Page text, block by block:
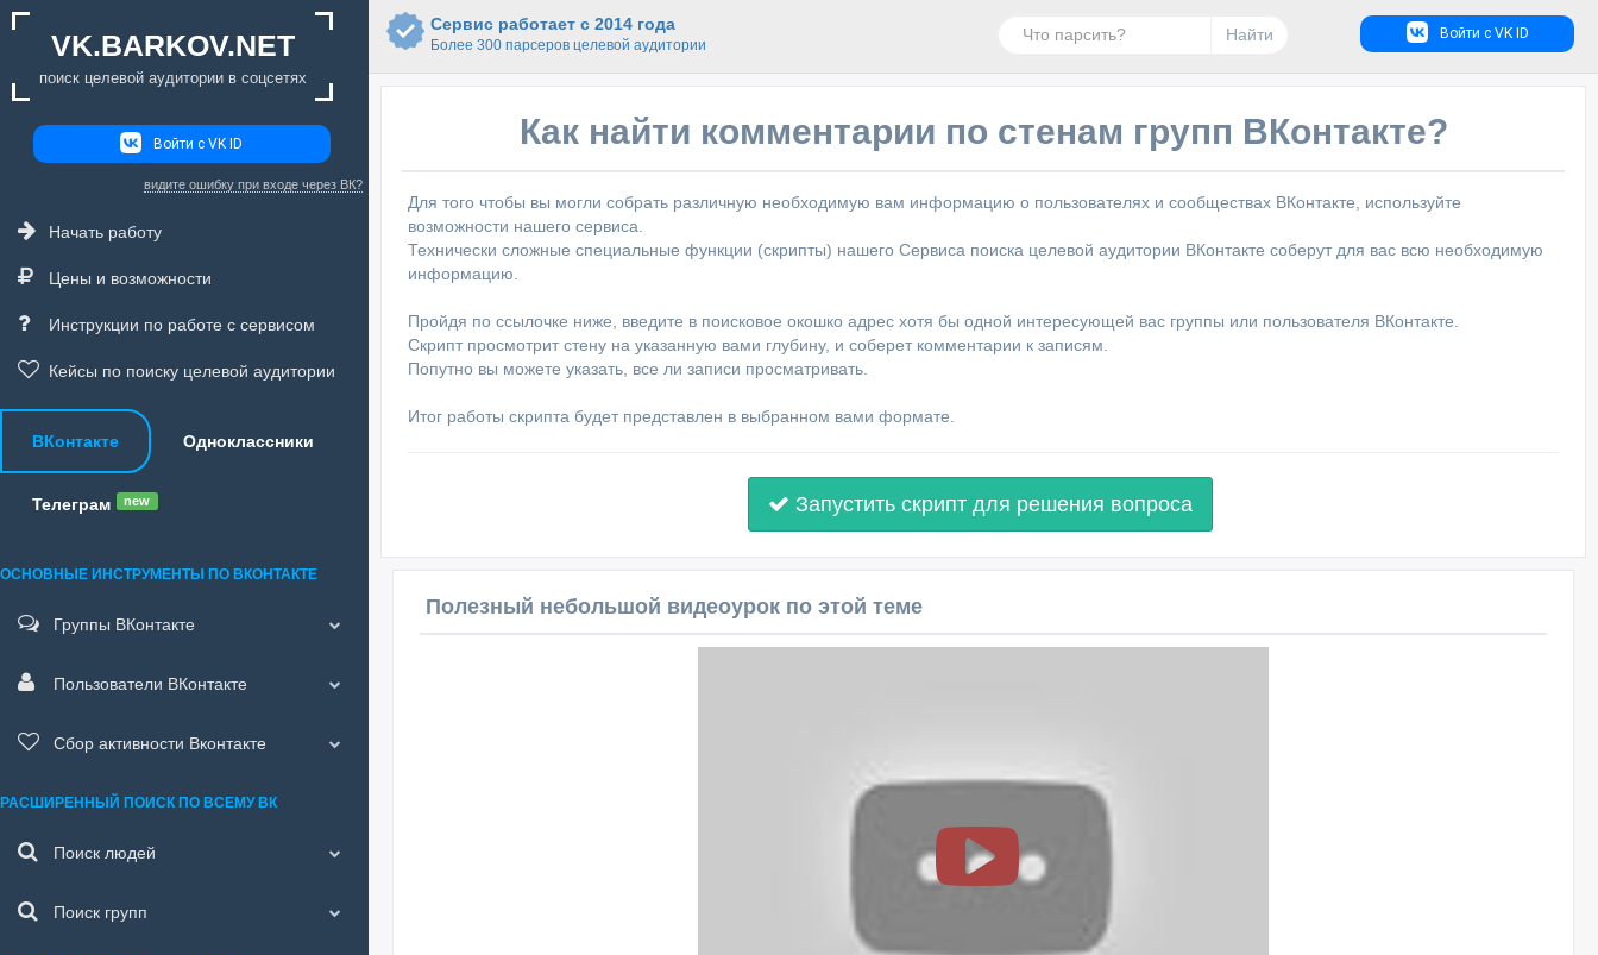
Сервис работает с 2014 года
Более 300 парсеров целевой аудитории
Войти с VK ID
Найти
Как найти комментарии по стенам групп ВКонтакте?
Для того чтобы вы могли собрать различную необходимую вам информацию о пользователях и сообществах ВКонтакте, используйте
возможности нашего сервиса.
Технически сложные специальные функции (скрипты) нашего Сервиса поиска целевой аудитории ВКонтакте соберут для вас всю необходимую
информацию.
Пройдя по ссылочке ниже, введите в поисковое окошко адрес хотя бы одной интересующей вас группы или пользователя ВКонтакте.
Скрипт просмотрит стену на указанную вами глубину, и соберет комментарии к записям.
Попутно вы можете указать, все ли записи просматривать.
Итог работы скрипта будет представлен в выбранном вами формате.
Запустить скрипт для решения вопроса
Полезный небольшой видеоурок по этой теме
VK.BARKOV.NET
поиск целевой аудитории в соцсетях
Войти с VK ID
видите ошибку при входе через ВК?
Начать работу
Цены и возможности
Инструкции по работе с сервисом
Кейсы по поиску целевой аудитории
ВКонтакте Одноклассники
Телеграм new
ОСНОВНЫЕ ИНСТРУМЕНТЫ ПО ВКОНТАКТЕ
Группы ВКонтакте
Пользователи ВКонтакте
Сбор активности Вконтакте
РАСШИРЕННЫЙ ПОИСК ПО ВСЕМУ ВК
Поиск людей
Поиск групп